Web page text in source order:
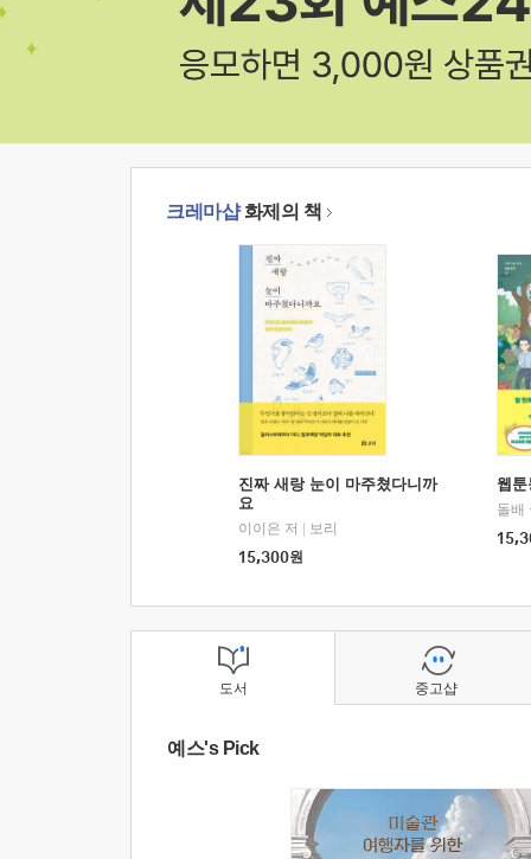
크레마샵화제의 책
진짜 새랑 눈이 마주쳤다니까
요
이이은 저
보리
15,300원
웹
돌배
도서
예스's Pick
중고샵